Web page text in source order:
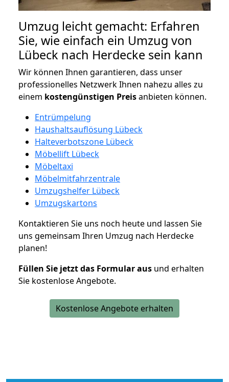
Umzug leicht gemacht: Erfahren
Sie, wie einfach ein Umzug von
Lübeck nach Herdecke sein kann
Wir können Ihnen garantieren, dass unser
professionelles Netzwerk Ihnen nahezu alles zu
einem kostengünstigen Preisanbieten können.
Entrümpelung
Haushaltsauflösung Lübeck
Halteverbotszone Lübeck
Möbellift Lübeck
Möbeltaxi
Möbelmitfahrzentrale
Umzugshelfer Lübeck
Umzugskartons
Kontaktieren Sie uns noch heute und lassen Sie
uns gemeinsam Ihren Umzug nach Herdecke
planen!
Füllen Sie jetzt das Formular aus und erhalten
Sie kostenlose Angebote.
Kostenlose Angebote erhalten